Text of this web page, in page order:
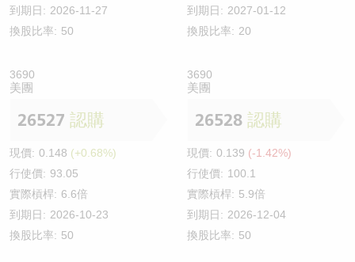
到期日: 2026-11-27
換股比率: 50
到期日: 2027-01-12
換股比率: 20
3690
美團
26527 認購
現價: 0.148 (+0.68%)
行使價: 93.05
實際槓桿: 6.6倍
到期日: 2026-10-23
換股比率: 50
3690
美團
26528 認購
現價: 0.139 (-1.42%)
行使價: 100.1
實際槓桿: 5.9倍
到期日: 2026-12-04
換股比率: 50